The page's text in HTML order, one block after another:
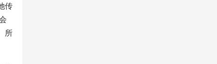
传
所